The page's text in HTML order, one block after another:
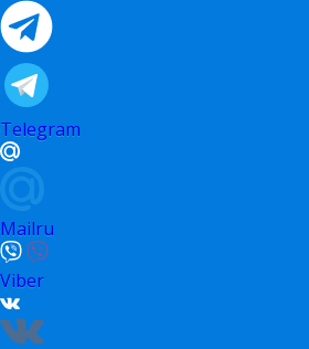
Telegram
Mailru
Viber